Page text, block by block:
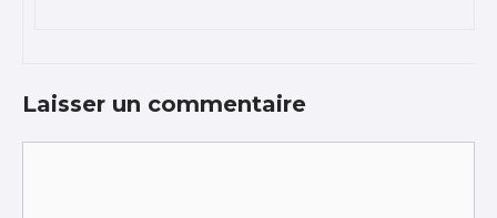
Laisser un commentaire